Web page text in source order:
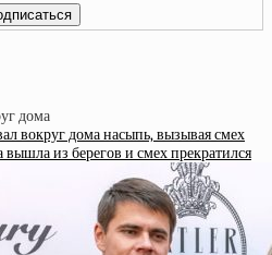
вокруг дома насыпь, вызывая смех
вышла из берегов и смех прекратился